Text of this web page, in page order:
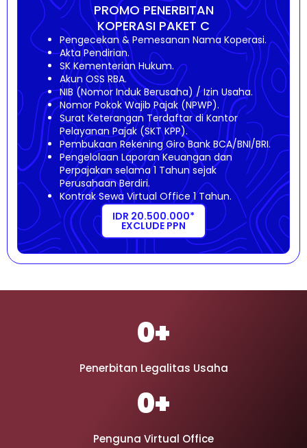
PROMO PENERBITAN
KOPERASI PAKET C
Pengecekan & Pemesanan Nama Koperasi.
Akta Pendirian.
SK Kementerian Hukum.
Akun OSS RBA.
NIB (Nomor Induk Berusaha) / Izin Usaha.
Nomor Pokok Wajib Pajak (NPWP).
Surat Keterangan Terdaftar di Kantor
Pelayanan Pajak (SKT KPP).
Pembukaan Rekening Giro Bank BCA/BNI/BRI.
Pengelolaan Laporan Keuangan dan
Perpajakan selama 1 Tahun sejak
Perusahaan Berdiri.
Kontrak Sewa Virtual Office 1 Tahun.
IDR 20.500.000*
EXCLUDE PPN
0+
Penerbitan Legalitas Usaha
0+
Penguna Virtual Office